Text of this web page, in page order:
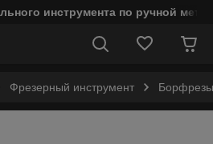
инструмента по ручной
Фрезерный инструмент